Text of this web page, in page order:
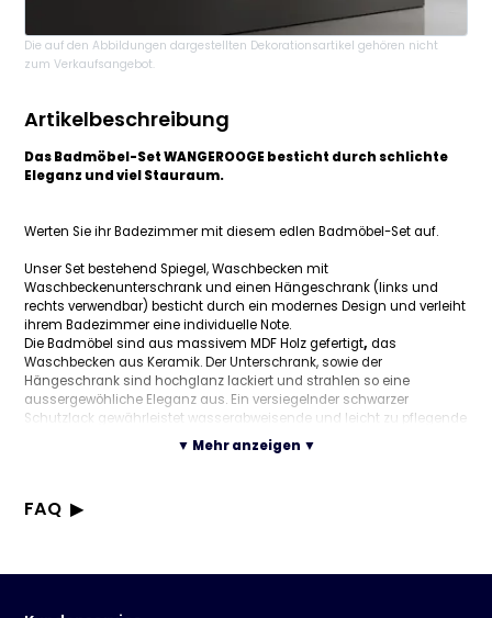
Die auf den Abbildungen dargestellten Dekorationsartikel gehören nicht
zum Verkaufsangebot.
Artikelbeschreibung
Das Badmöbel-Set WANGEROOGE besticht durch schlichte
Eleganz und viel Stauraum.
Werten Sie ihr Badezimmer mit diesem edlen Badmöbel-Set auf.
Unser Set bestehend Spiegel, Waschbecken mit
Waschbeckenunterschrank und einen Hängeschrank (links und
rechts verwendbar) besticht durch ein modernes Design und verleiht
ihrem Badezimmer eine individuelle Note.
Die Badmöbel sind aus massivem MDF Holz gefertigt, das
Waschbecken aus Keramik. Der Unterschrank, sowie der
Hängeschrank sind hochglanz lackiert und strahlen so eine
aussergewöhliche Eleganz aus. Ein versiegelnder schwarzer
Schutzlack gewährleistet wasserabweisende und leicht zu pflegende
Oberflächen. Die LED Beleuchtung in dem Hängeschrank sorgt für ein
Stimmungsvolles Ambiente und einen modernen Look.
bekommen, bietet unser Badmöbel-Set Wangerooge ausreichend
▼ Mehr anzeigen ▼
FAQ
Welche Maße hat das Waschbecken?